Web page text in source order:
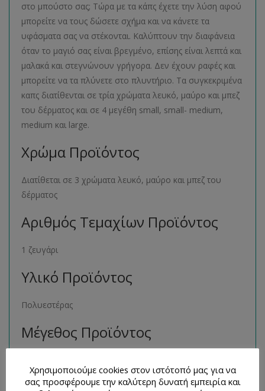
στο μπούστο σας; Τώρα με τα κάπς έχετε την λύση αφού
μπορείτε να τους δώσετε σχήμα και να κάνετε τα
υφάσματα σας να στέκονται. Καλύπτουν την διαφάνεια
όταν το μαγιό σας είναι βρεγμένο, επίσης είναι λεπτά και
μαλακά και στεγνώνουν γρήγορα. Δεν έχουν ραφές και
μπορείτε να τα πλύνετε στο πλυντήριο. Τα συγκεκριμένα
καπς διατίθενται σε τρία χρώματα λευκό, μαύρο και μπεζ
του δέρματος και σε 4 μεγέθη small, small- medium,
medium και large.
Χρώμα Προϊόντος
Διατίθεται σε 3 χρώματα λευκό, μαύρο και μπεζ του
δέρματος
Αριθμός Τεμαχίων Προϊόντος
1 ζευγάρι
Υλικό Προϊόντος
Πολυεστέρας
Μέγεθος Προϊόντος
large
Χρησιμοποιούμε cookies στον ιστότοπό μας για να
σας προσφέρουμε την καλύτερη δυνατή εμπειρία και